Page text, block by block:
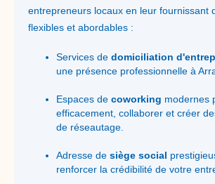
entrepreneurs locaux en leur fournissant
flexibles et abordables :
Services de domiciliation
une présence professionnelle à
Espaces de coworking modernes
efficacement, collaborer et créer
de réseautage.
Adresse de siège social
renforcer la crédibilité de votre